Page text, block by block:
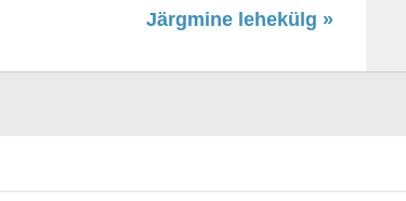
Järgmine lehekülg »